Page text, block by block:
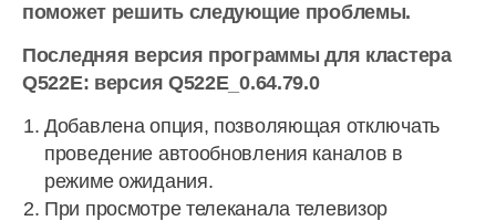
поможет решить следующие проблемы.
Последняя версия программы для кластера
Q522E: версия Q522E_0.64.79.0
Добавлена опция, позволяющая отключать
проведение автообновления каналов в
режиме ожидания.
При просмотре телеканала телевизор